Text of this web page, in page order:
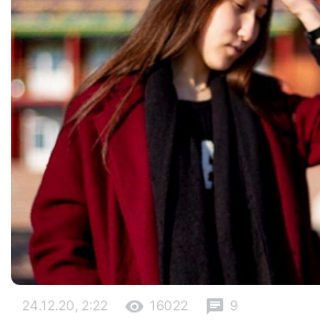
24.12.20, 2:22 16022 9